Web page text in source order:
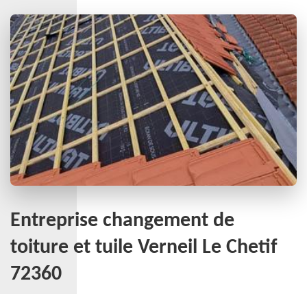
Entreprise changement de
toiture et tuile Verneil Le Chetif
72360